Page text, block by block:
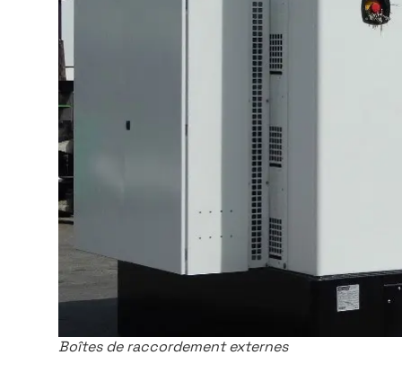
Boîtes de raccordement externes